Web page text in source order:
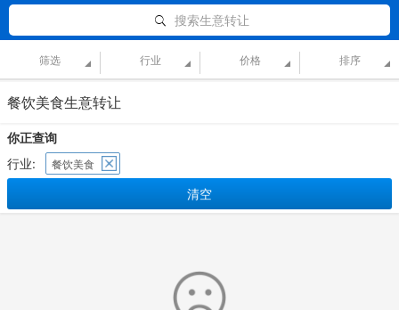
搜索生意转让
筛选 行业 价格 排序
餐饮美食生意转让
你正查询
行业:
餐饮美食
清空